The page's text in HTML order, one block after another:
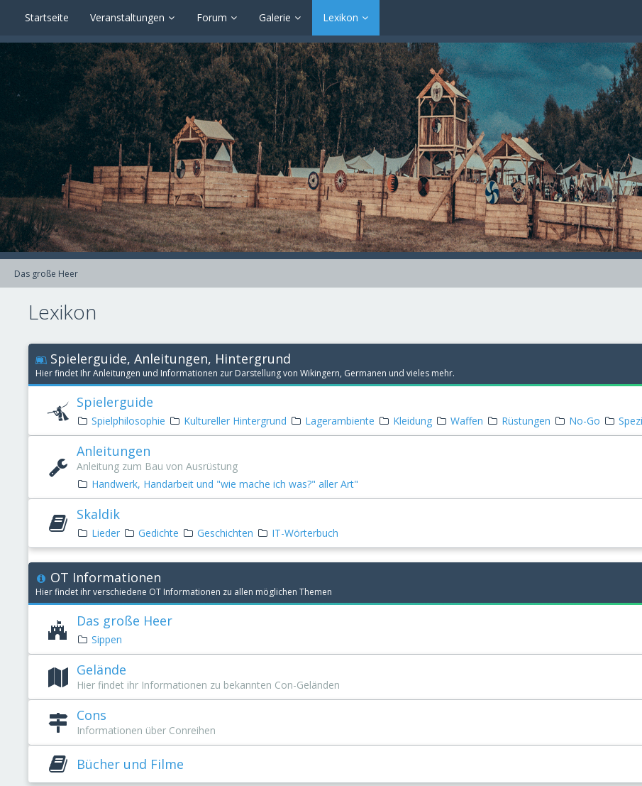
Startseite Veranstaltungen Forum Galerie Lexikon
Das große Heer
Lexikon
Spielerguide, Anleitungen, Hintergrund
Hier findet Ihr Anleitungen und Informationen zur Darstellung von Wikingern, Germanen und vieles mehr.
Spielerguide
Spielphilosophie Kultureller Hintergrund Lagerambiente Kleidung Waffen Rüstungen No-Go
Anleitungen
Anleitung zum Bau von Ausrüstung
Handwerk, Handarbeit und "wie mache ich was?" aller Art"
Skaldik
Lieder Gedichte Geschichten IT-Wörterbuch
OT Informationen
Hier findet ihr verschiedene OT Informationen zu allen möglichen Themen
Das große Heer
Sippen
Gelände
Hier findet ihr Informationen zu bekannten Con-Geländen
Cons
Informationen über Conreihen
Bücher und Filme